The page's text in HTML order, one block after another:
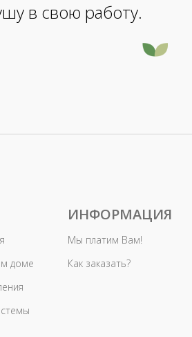
в свою работу.
доме
ИНФОРМАЦИЯ
Мы платим Вам!
Как заказать?